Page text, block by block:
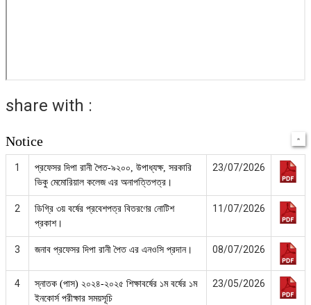
share with :
Notice
1
প্রফেসর দিপা রানী পৈত-৯২০০, উপাধ্যক্ষ, সরকারি
ভিকু মেমোরিয়াল কলেজ এর অনাপত্তিপত্র।
23/07/2026
2
ডিগ্রি ৩য় বর্ষের প্রবেশপত্র বিতরণের নোটিশ
প্রকাশ।
11/07/2026
3 জনাব প্রফেসর দিপা রানী পৈত এর এনওসি প্রদান। 08/07/2026
4
স্নাতক (পাস) ২০২৪-২০২৫ শিক্ষাবর্ষের ১ম বর্ষের ১ম
ইনকোর্স পরীক্ষার সময়সূচি
23/05/2026